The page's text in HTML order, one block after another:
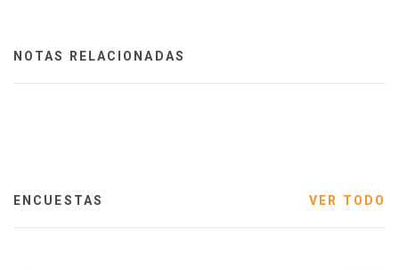
NOTAS RELACIONADAS
ENCUESTAS VER TODO